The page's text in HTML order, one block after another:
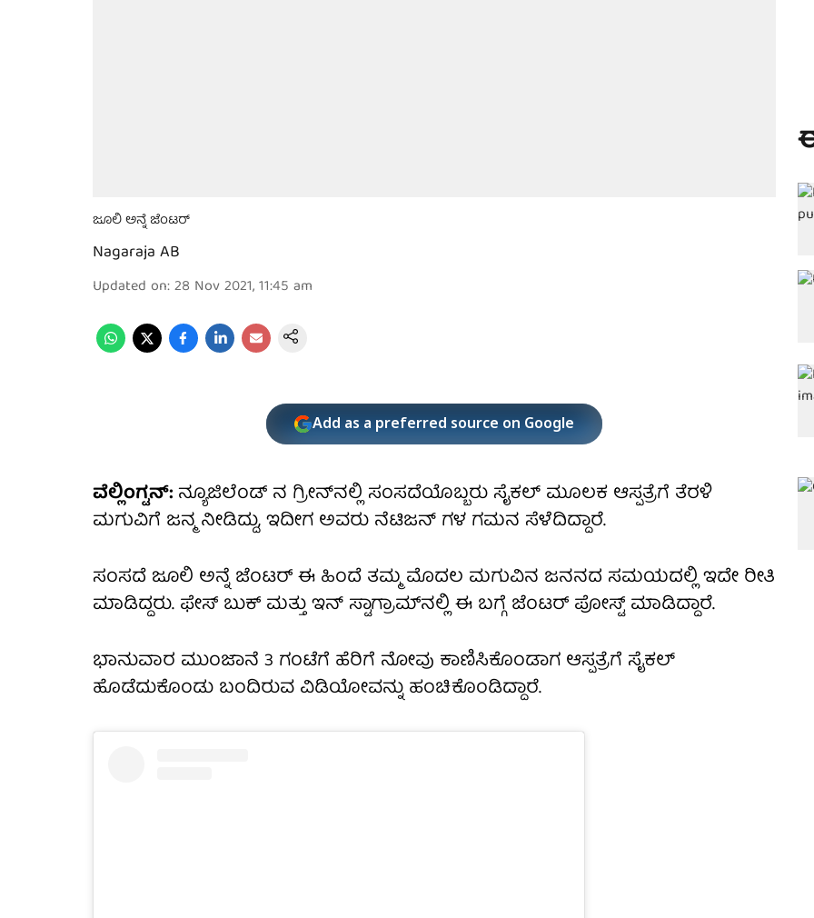
ಜೂಲಿ ಅನ್ನೆ ಜೆಂಟರ್
Nagaraja AB
Updated on:28 Nov 2021, 11:45 am
Add as a preferred source on Google
ವೆಲ್ಲಿಂಗ್ಟನ್:ನ್ಯೂಜಿಲೆಂಡ್ ನ ಗ್ರೀನ್​ನಲ್ಲಿ ಸಂಸದೆಯೊಬ್ಬರು ಸೈಕಲ್​ ಮೂಲಕ ಆಸ್ಪತ್ರೆಗೆ ತೆರಳಿ
ಮಗುವಿಗೆ ಜನ್ಮ ನೀಡಿದ್ದು, ಇದೀಗ ಅವರು ನೆಟಿಜನ್ ಗಳ ಗಮನ ಸೆಳೆದಿದ್ದಾರೆ.
ಸಂಸದೆ ಜೂಲಿ ಅನ್ನೆ ಜೆಂಟರ್ ಈ ಹಿಂದೆ ತಮ್ಮ ಮೊದಲ ಮಗುವಿನ ಜನನದ ಸಮಯದಲ್ಲಿ ಇದೇ ರೀತಿ
ಮಾಡಿದ್ದರು. ಫೇಸ್ ಬುಕ್ ಮತ್ತು ಇನ್ ಸ್ಟಾಗ್ರಾಮ್​ನಲ್ಲಿ ಈ ಬಗ್ಗೆ ಜೆಂಟರ್ ಪೋಸ್ಟ್​ ಮಾಡಿದ್ದಾರೆ.
ಭಾನುವಾರ ಮುಂಜಾನೆ 3 ಗಂಟೆಗೆ ಹೆರಿಗೆ ನೋವು ಕಾಣಿಸಿಕೊಂಡಾಗ ಆಸ್ಪತ್ರೆಗೆ ಸೈಕಲ್​
ಹೊಡೆದುಕೊಂಡು ಬಂದಿರುವ ವಿಡಿಯೋವನ್ನು ಹಂಚಿಕೊಂಡಿದ್ದಾರೆ.